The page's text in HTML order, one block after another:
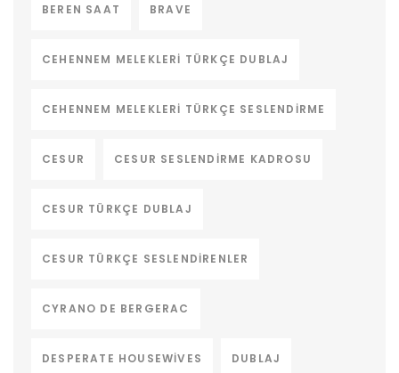
BEREN SAAT BRAVE
CEHENNEM MELEKLERI TÜRKÇE DUBLAJ
CEHENNEM MELEKLERI TÜRKÇE SESLENDIRME
CESUR CESUR SESLENDIRME KADROSU
CESUR TÜRKÇE DUBLAJ
CESUR TÜRKÇE SESLENDIRENLER
CYRANO DE BERGERAC
DESPERATE HOUSEWIVES DUBLAJ